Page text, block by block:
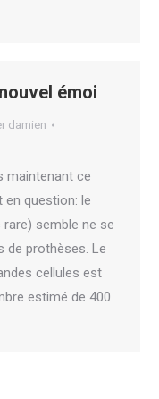
émoi
damien
maintenant ce
question: le
semble ne se
de prothèses. Le
cellules est
estimé de 400